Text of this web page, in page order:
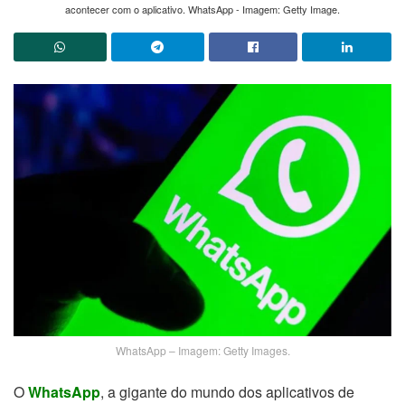
acontecer com o aplicativo. WhatsApp - Imagem: Getty Image.
WhatsApp – Imagem: Getty Images.
OWhatsApp, a gigante do mundo dos aplicativos de